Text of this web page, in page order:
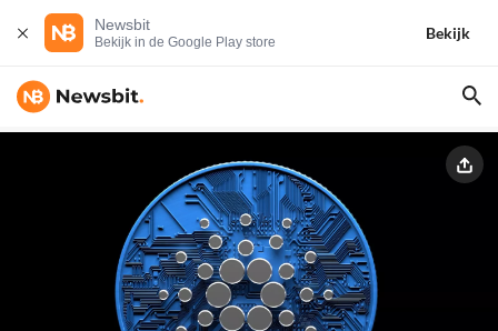
Newsbit
Bekijk in de Google Play store
Bekijk